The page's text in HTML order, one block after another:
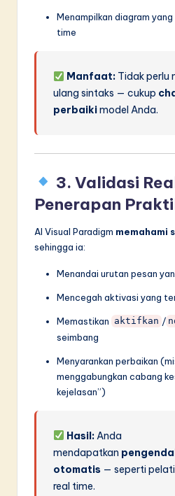
Menampilkan diagram
time
Manfaat: Tidak perlu
ulang sintaks — cukup
perbaikimodel Anda.
3. Validasi
Penerapan
AI Visual Paradigm memahami
sehingga ia:
Menandai urutan pesan
Mencegah aktivasi yang
Memastikan aktifkan /
seimbang
Menyarankan perbaikan
menggabungkan cabang
kejelasan”)
Hasil: Anda
mendapatkan
otomatis — seperti
real time.